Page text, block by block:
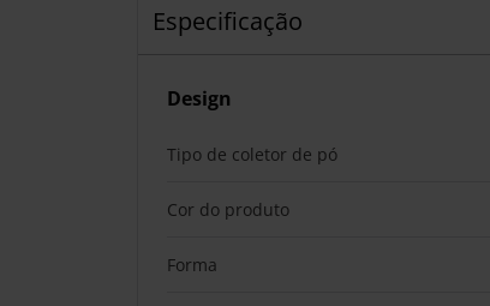
Especificação
Design
Tipo de coletor de pó
Cor do produto
Forma